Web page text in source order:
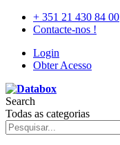
+ 351 21 430 84 00
Contacte-nos !
Login
Obter Acesso
Search
Todas as categorias